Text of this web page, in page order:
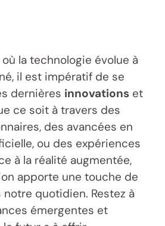
la technologie évolue à
il est impératif de se
dernières innovations et
ce soit à travers des
des avancées en
ou des expériences
à la réalité augmentée,
apporte une touche de
quotidien. Restez à
émergentes et